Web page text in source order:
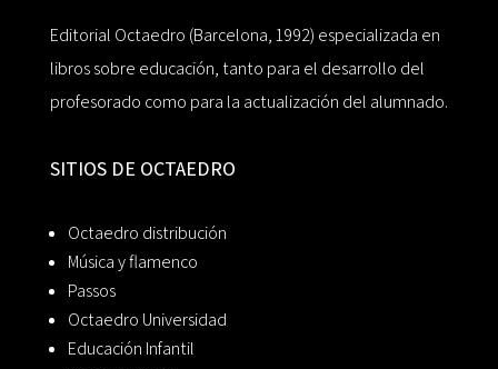
Editorial Octaedro (Barcelona, 1992) especializada en
libros sobre educación, tanto para el desarrollo del
profesorado como para la actualización del alumnado.
SITIOS DE OCTAEDRO
Octaedro distribución
Música y flamenco
Passos
Octaedro Universidad
Educación Infantil